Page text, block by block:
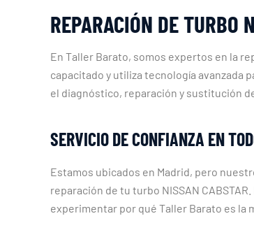
REPARACIÓN DE TURBO
En Taller Barato, somos expertos en la
capacitado y utiliza tecnología avanzada
el diagnóstico, reparación y sustitución
SERVICIO DE CONFIANZA EN
Estamos ubicados en Madrid, pero
reparación de tu turbo NISSAN
experimentar por qué Taller Barato es la